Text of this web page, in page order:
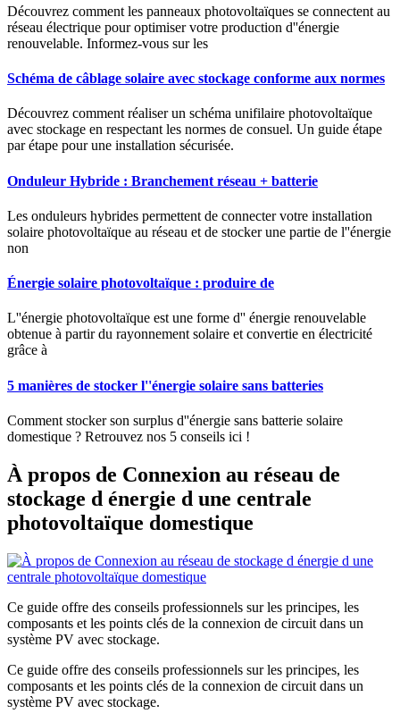
Découvrez comment les panneaux photovoltaïques se connectent au
réseau électrique pour optimiser votre production d''énergie
renouvelable. Informez-vous sur les
Schéma de câblage solaire avec stockage conforme aux normes
Découvrez comment réaliser un schéma unifilaire photovoltaïque
avec stockage en respectant les normes de consuel. Un guide étape
par étape pour une installation sécurisée.
Onduleur Hybride : Branchement réseau + batterie
Les onduleurs hybrides permettent de connecter votre installation
solaire photovoltaïque au réseau et de stocker une partie de l''énergie
non
Énergie solaire photovoltaïque : produire de
L''énergie photovoltaïque est une forme d'' énergie renouvelable
obtenue à partir du rayonnement solaire et convertie en électricité
grâce à
5 manières de stocker l''énergie solaire sans batteries
Comment stocker son surplus d''énergie sans batterie solaire
domestique ? Retrouvez nos 5 conseils ici !
À propos de Connexion au réseau de
stockage d énergie d une centrale
photovoltaïque domestique
Ce guide offre des conseils professionnels sur les principes, les
composants et les points clés de la connexion de circuit dans un
système PV avec stockage.
Ce guide offre des conseils professionnels sur les principes, les
composants et les points clés de la connexion de circuit dans un
système PV avec stockage.